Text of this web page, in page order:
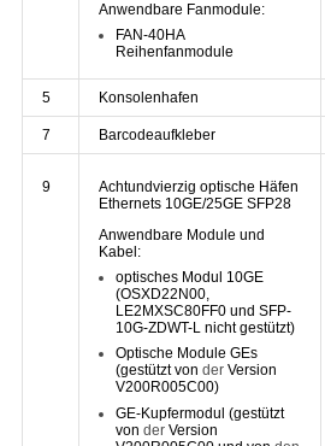
Anwendbare Fanmodule:
FAN-40HA
Reihenfanmodule
5 Konsolenhafen
7 Barcodeaufkleber
9
Achtundvierzig optische Häfen
Ethernets 10GE/25GE SFP28
Anwendbare Module und
Kabel:
optisches Modul 10GE
(OSXD22N00,
LE2MXSC80FF0 und SFP-
10G-ZDWT-L nicht gestützt)
Optische Module GEs
(gestützt von derVersion
V200R005C00)
GE-Kupfermodul (gestützt
von derVersion